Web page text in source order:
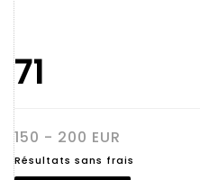
71
150 - 200 EUR
Résultats sans frais